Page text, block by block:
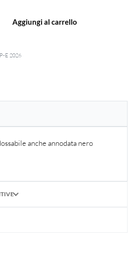
Aggiungi al carrello
P-E 2026
anche annodata nero